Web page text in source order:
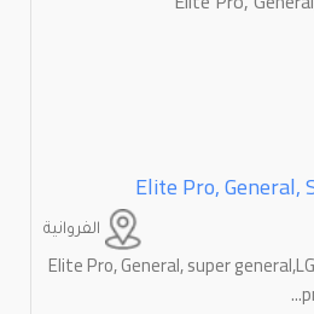
Elite Pro, General,
الفروانية
Elite Pro, General, super